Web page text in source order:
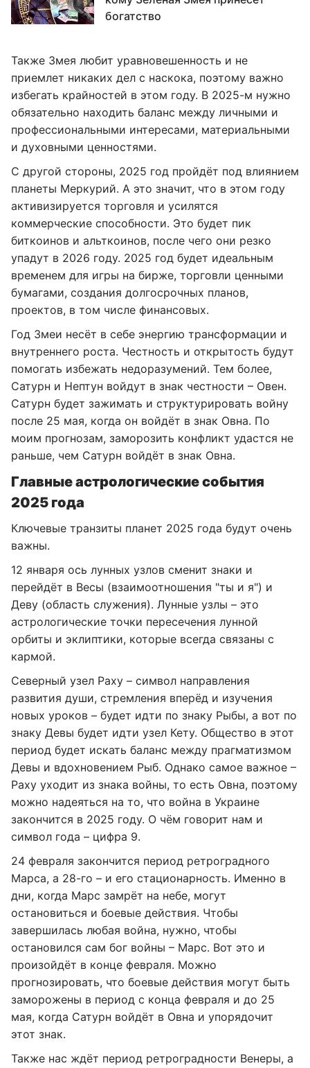
богатство
Также Змея любит уравновешенность и не
приемлет никаких дел с наскока, поэтому важно
избегать крайностей в этом году. В 2025-м нужно
обязательно находить баланс между личными и
профессиональными интересами, материальными
и духовными ценностями.
С другой стороны, 2025 год пройдёт под влиянием
планеты Меркурий. А это значит, что в этом году
активизируется торговля и усилятся
коммерческие способности. Это будет пик
биткоинов и альткоинов, после чего они резко
упадут в 2026 году. 2025 год будет идеальным
временем для игры на бирже, торговли ценными
бумагами, создания долгосрочных планов,
проектов, в том числе финансовых.
Год Змеи несёт в себе энергию трансформации и
внутреннего роста. Честность и открытость будут
помогать избежать недоразумений. Тем более,
Сатурн и Нептун войдут в знак честности – Овен.
Сатурн будет зажимать и структурировать войну
после 25 мая, когда он войдёт в знак Овна. По
моим прогнозам, заморозить конфликт удастся не
раньше, чем Сатурн войдёт в знак Овна.
Главные астрологические события
2025 года
Ключевые транзиты планет 2025 года будут очень
важны.
12 января ось лунных узлов сменит знаки и
перейдёт в Весы (взаимоотношения "ты и я") и
Деву (область служения). Лунные узлы – это
астрологические точки пересечения лунной
орбиты и эклиптики, которые всегда связаны с
кармой.
Северный узел Раху – символ направления
развития души, стремления вперёд и изучения
новых уроков – будет идти по знаку Рыбы, а вот по
знаку Девы будет идти узел Кету. Общество в этот
период будет искать баланс между прагматизмом
Девы и вдохновением Рыб. Однако самое важное –
Раху уходит из знака войны, то есть Овна, поэтому
можно надеяться на то, что война в Украине
закончится в 2025 году. О чём говорит нам и
символ года – цифра 9.
24 февраля закончится период ретроградного
Марса, а 28-го – и его стационарность. Именно в
дни, когда Марс замрёт на небе, могут
остановиться и боевые действия. Чтобы
завершилась любая война, нужно, чтобы
остановился сам бог войны – Марс. Вот это и
произойдёт в конце февраля. Можно
прогнозировать, что боевые действия могут быть
заморожены в период с конца февраля и до 25
мая, когда Сатурн войдёт в Овна и упорядочит
этот знак.
Также нас ждёт период ретроградности Венеры, а